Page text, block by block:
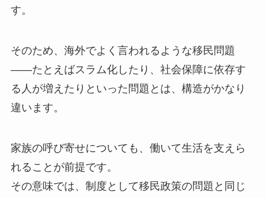
す。
そのため、海外でよく言われるような移民問題
――たとえばスラム化したり、社会保障に依存す
る人が増えたりといった問題とは、構造がかなり
違います。
家族の呼び寄せについても、働いて生活を支えら
れることが前提です。
その意味では、制度として移民政策の問題と同じ